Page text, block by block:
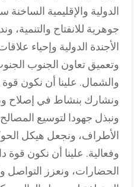
الدولية والإقليمية الساخنة
جوهرية للانفتاح والتنمية،
الأجندة الدولية وإحياء
وتعميق تعاون الجنوب
والشمال. علينا أن نكون قوة
ونشارك بنشاط في إصلاح
ونبذل جهودا لتوسيع
الأطراف، ونجعل هيكل
وفعالية. علينا أن نكون قوة
الحضارات، ونعزز التواصل